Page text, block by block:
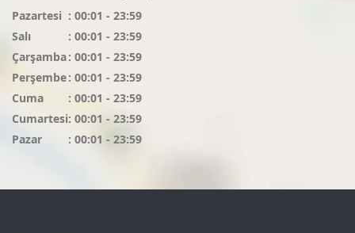
Pazartesi : 00:01 - 23:59
Salı
: 00:01 - 23:59
Çarşamba: 00:01 - 23:59
Perşembe: 00:01 - 23:59
Cuma
: 00:01 - 23:59
Cumartesi: 00:01 - 23:59
Pazar
: 00:01 - 23:59